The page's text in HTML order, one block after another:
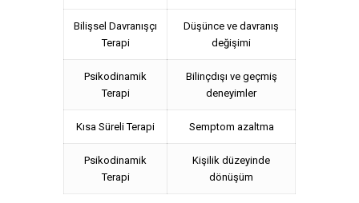
Bilişsel Davranışçı
Terapi
Düşünce ve davranış
değişimi
Psikodinamik
Terapi
Bilinçdışı ve geçmiş
deneyimler
Kısa Süreli Terapi Semptom azaltma
Psikodinamik
Terapi
Kişilik düzeyinde
dönüşüm